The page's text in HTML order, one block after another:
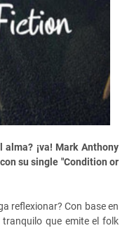
¡va! Mark Anthony
su single "Condition or
reflexionar? Con base en
que emite el folk